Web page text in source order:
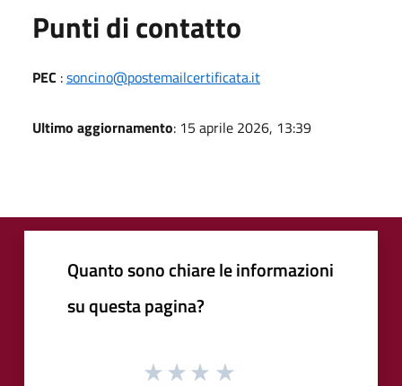
Punti di contatto
PEC :soncino@postemailcertificata.it
Ultimo aggiornamento: 15 aprile 2026, 13:39
Quanto sono chiare le informazioni
su questa pagina?